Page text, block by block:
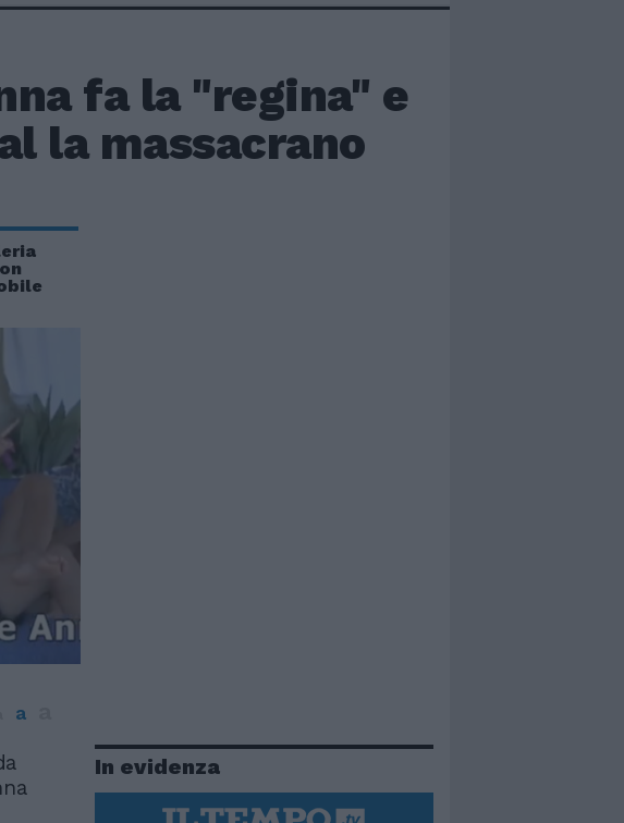
fa la "regina" e
la massacrano
a
In evidenza